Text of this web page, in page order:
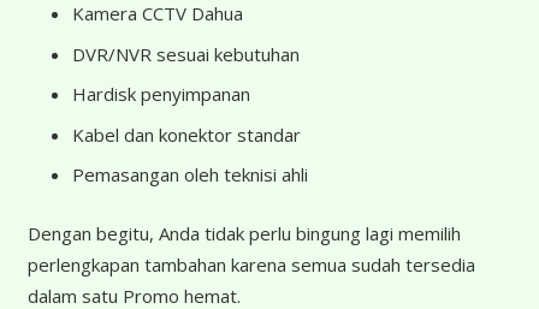
Kamera CCTV Dahua
DVR/NVR sesuai kebutuhan
Hardisk penyimpanan
Kabel dan konektor standar
Pemasangan oleh teknisi ahli
Dengan begitu, Anda tidak perlu bingung lagi memilih
perlengkapan tambahan karena semua sudah tersedia
dalam satu Promo hemat.